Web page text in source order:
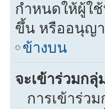
กำหนดให้ผู้ใ
ขึ้น หรืออนุญา
ข้างบน
จะเข้าร่วมกลุ่
การเข้าร่ว